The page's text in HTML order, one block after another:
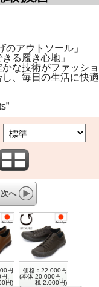
のアウトソール」
る履き心地」
な技術がファッショ
、毎日の生活に快適
次へ
円
、
円)
価格：22,000円
(本体 20,000円、
税 2,000円)